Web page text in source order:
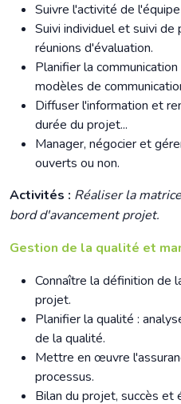
Suivre l'activité de
Suivi individuel et suivi
réunions d'évaluation.
Planifier la
modèles de
Diffuser l'information et
durée du projet...
Manager, négocier et
ouverts ou non.
Activités : Réaliser la
bord d'avancement projet.
Gestion de la qualité et
Connaître la définition de
projet.
Planifier la qualité :
de la qualité.
Mettre en œuvre
processus.
Bilan du projet, succès et